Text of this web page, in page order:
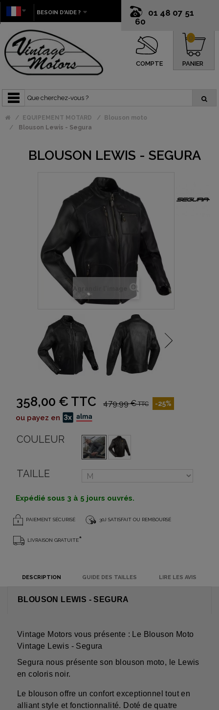
01 48 07 51
60
BESOIN D'AIDE ?
COMPTE PANIER
0
EQUIPEMENT MOTARD
Blouson moto
Blouson Lewis - Segura
BLOUSON LEWIS - SEGURA
Agrandir l'image
358,00 € TTC 479,99 €TTC -25%
ou payez en
COULEUR
TAILLE
Expédié sous 3 à 5 jours ouvrés.
PAIEMENT SÉCURISÉ 30J SATISFAIT OU REMBOURSÉ
LIVRAISON GRATUITE*
DESCRIPTION GUIDE DES TAILLES LIRE LES AVIS
BLOUSON LEWIS - SEGURA
Vintage Motors vous présente : Le Blouson Moto
Vintage Lewis - Segura
Segura nous présente son blouson moto, le Lewis
en coloris noir.
Le blouson offre un confort exceptionnel tout en
alliant style et fonctionnalité. Doté de quatre